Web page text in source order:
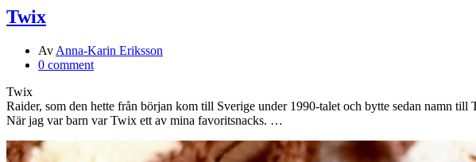
Twix
Av Anna-Karin Eriksson
0 comment
Twix
Raider, som den hette från början kom till Sverige under 1990-talet och bytte sedan namn till
När jag var barn var Twix ett av mina favoritsnacks. …